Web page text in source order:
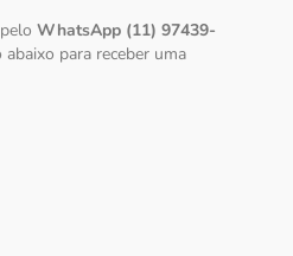
WhatsApp (11) 97439-
para receber uma